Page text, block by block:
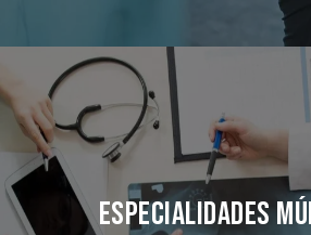
Especialidades